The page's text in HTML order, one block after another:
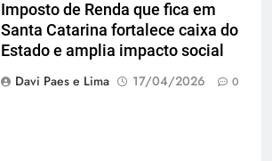
Imposto de Renda que fica em
Santa Catarina fortalece caixa do
Estado e amplia impacto social
Davi Paes e Lima
17/04/2026 0